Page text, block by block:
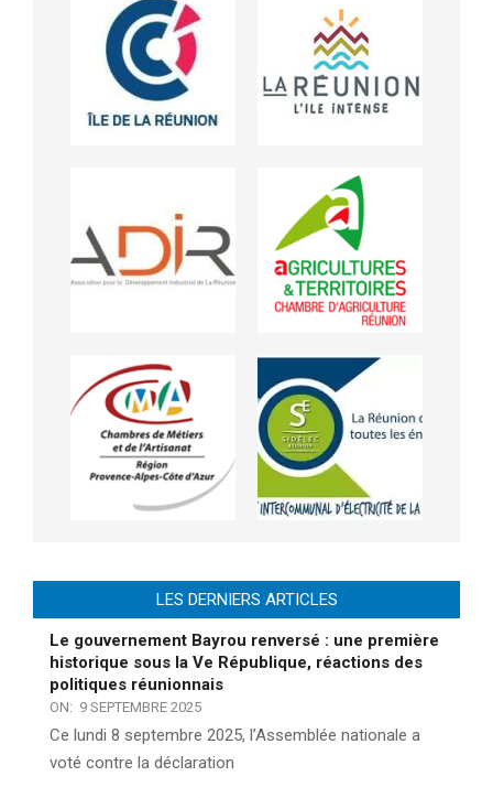
LES DERNIERS ARTICLES
Le gouvernement Bayrou renversé : une première
historique sous la Ve République, réactions des
politiques réunionnais
ON: 9 SEPTEMBRE 2025
Ce lundi 8 septembre 2025, l’Assemblée nationale a
voté contre la déclaration